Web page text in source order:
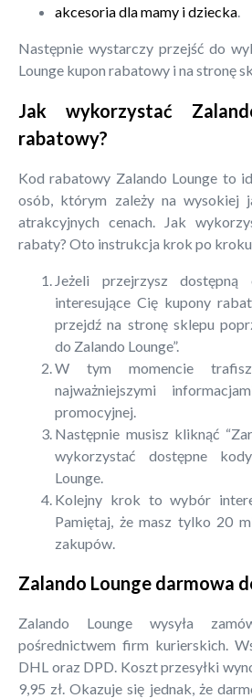
akcesoria dla mamy i dziecka.
Następnie wystarczy przejść do
Lounge kupon rabatowy i na stronę
Jak wykorzystać
rabatowy?
Kod rabatowy Zalando Lounge to
osób, którym zależy na wysokiej
atrakcyjnych cenach. Jak
rabaty? Oto instrukcja krok po kroku.
Jeżeli przejrzysz
interesujące Cię kupony
przejdź na stronę sklepu
do Zalando Lounge”.
W tym momencie
najważniejszymi
promocyjnej.
Następnie musisz kliknąć
wykorzystać dostępne
Lounge.
Kolejny krok to wybór
Pamiętaj, że masz tylko 20
zakupów.
Zalando Lounge darmowa
Zalando Lounge wysyła
pośrednictwem firm kurierskich.
DHL oraz DPD. Koszt przesyłki
9,95 zł. Okazuje się jednak, że